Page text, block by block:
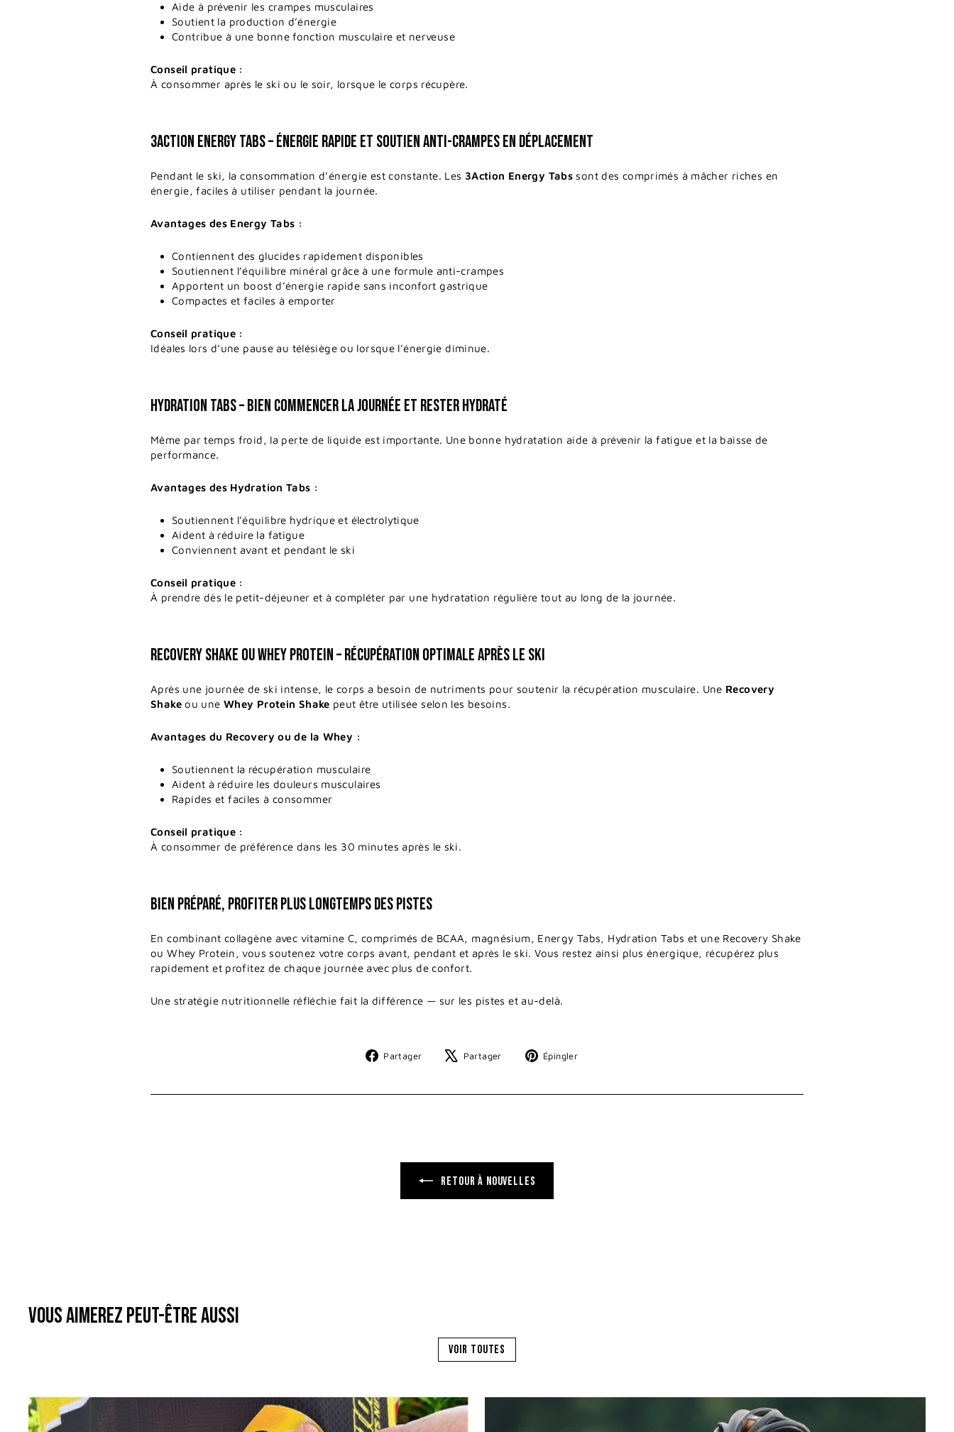
Aide à prévenir les crampes musculaires
Soutient la production d’énergie
Contribue à une bonne fonction musculaire et nerveuse
Conseil pratique :
À consommer après le ski ou le soir, lorsque le corps récupère.
3ACTION ENERGY TABS – ÉNERGIE RAPIDE ET SOUTIEN ANTI-CRAMPES EN DÉPLACEMENT
Pendant le ski, la consommation d’énergie est constante. Les 3Action Energy Tabs sont des comprimés à mâcher riches en
énergie, faciles à utiliser pendant la journée.
Avantages des Energy Tabs :
Contiennent des glucides rapidement disponibles
Soutiennent l’équilibre minéral grâce à une formule anti-crampes
Apportent un boost d’énergie rapide sans inconfort gastrique
Compactes et faciles à emporter
Conseil pratique :
Idéales lors d’une pause au télésiège ou lorsque l’énergie diminue.
HYDRATION TABS – BIEN COMMENCER LA JOURNÉE ET RESTER HYDRATÉ
Même par temps froid, la perte de liquide est importante. Une bonne hydratation aide à prévenir la fatigue et la baisse de
performance.
Avantages des Hydration Tabs :
Soutiennent l’équilibre hydrique et électrolytique
Aident à réduire la fatigue
Conviennent avant et pendant le ski
Conseil pratique :
À prendre dès le petit-déjeuner et à compléter par une hydratation régulière tout au long de la journée.
RECOVERY SHAKE OU WHEY PROTEIN – RÉCUPÉRATION OPTIMALE APRÈS LE SKI
Après une journée de ski intense, le corps a besoin de nutriments pour soutenir la récupération musculaire. Une Recovery
Shakeou une Whey Protein Shake peut être utilisée selon les besoins.
Avantages du Recovery ou de la Whey :
Soutiennent la récupération musculaire
Aident à réduire les douleurs musculaires
Rapides et faciles à consommer
Conseil pratique :
À consommer de préférence dans les 30 minutes après le ski.
BIEN PRÉPARÉ, PROFITER PLUS LONGTEMPS DES PISTES
En combinant collagène avec vitamine C, comprimés de BCAA, magnésium, Energy Tabs, Hydration Tabs et une Recovery Shake
ou Whey Protein, vous soutenez votre corps avant, pendant et après le ski. Vous restez ainsi plus énergique, récupérez plus
rapidement et profitez de chaque journée avec plus de confort.
Une stratégie nutritionnelle réfléchie fait la différence — sur les pistes et au-delà.
Partager
PartagerPartager
TweeterÉpingler
RETOUR À NOUVELLES
VOUS AIMEREZ PEUT-ÊTRE AUSSI
VOIR TOUTES